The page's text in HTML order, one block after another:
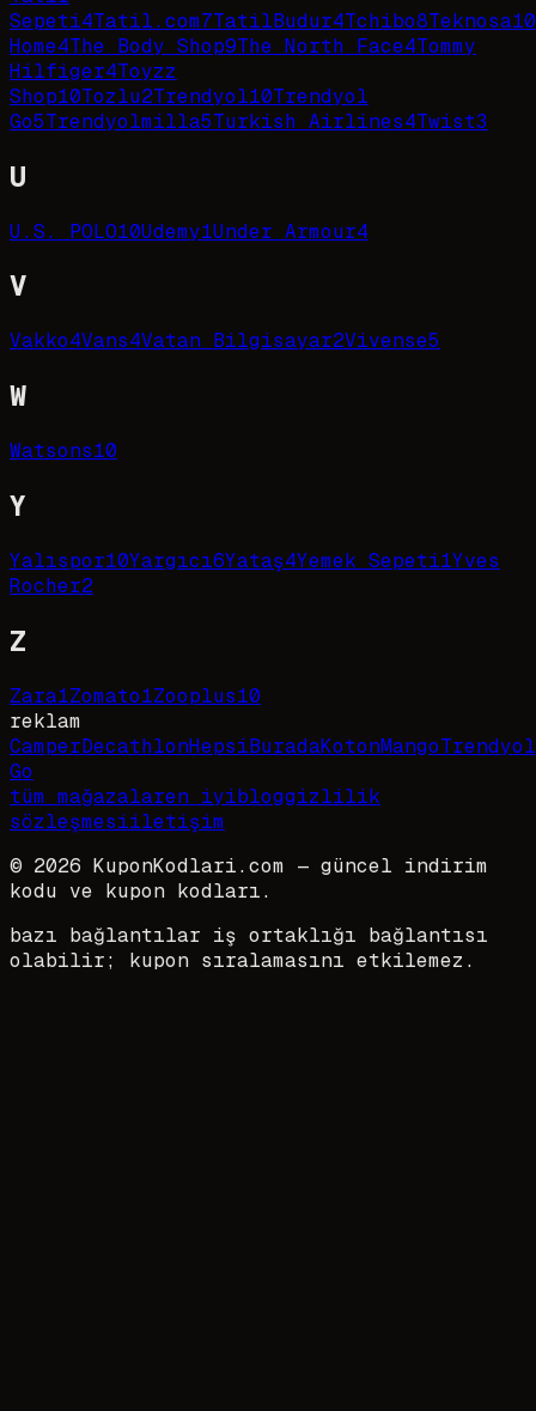
Sepeti4Tatil.com7TatilBudur4Tchibo8Teknosa10
Home4The Body Shop9The North Face4Tommy
Hilfiger4Toyzz
Shop10Tozlu2Trendyol10Trendyol
Go5Trendyolmilla5Turkish Airlines4Twist3
U
U.S. POLO10Udemy1Under Armour4
V
Vakko4Vans4Vatan Bilgisayar2Vivense5
W
Watsons10
Y
Yalıspor10Yargıcı6Yataş4Yemek Sepeti1Yves
Rocher2
Z
Zara1Zomato1Zooplus10
reklam
CamperDecathlonHepsiBuradaKotonMangoTrendyol
Go
tüm mağazalaren iyibloggizlilik
sözleşmesiiletişim
© 2026 KuponKodlari.com — güncel indirim
kodu ve kupon kodları.
bazı bağlantılar iş ortaklığı bağlantısı
olabilir; kupon sıralamasını etkilemez.